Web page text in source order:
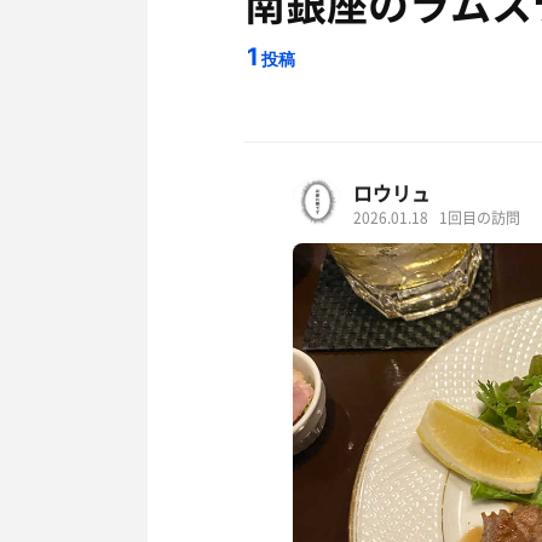
1 投稿
ロウリュ
2026.01.18 1回目の訪問